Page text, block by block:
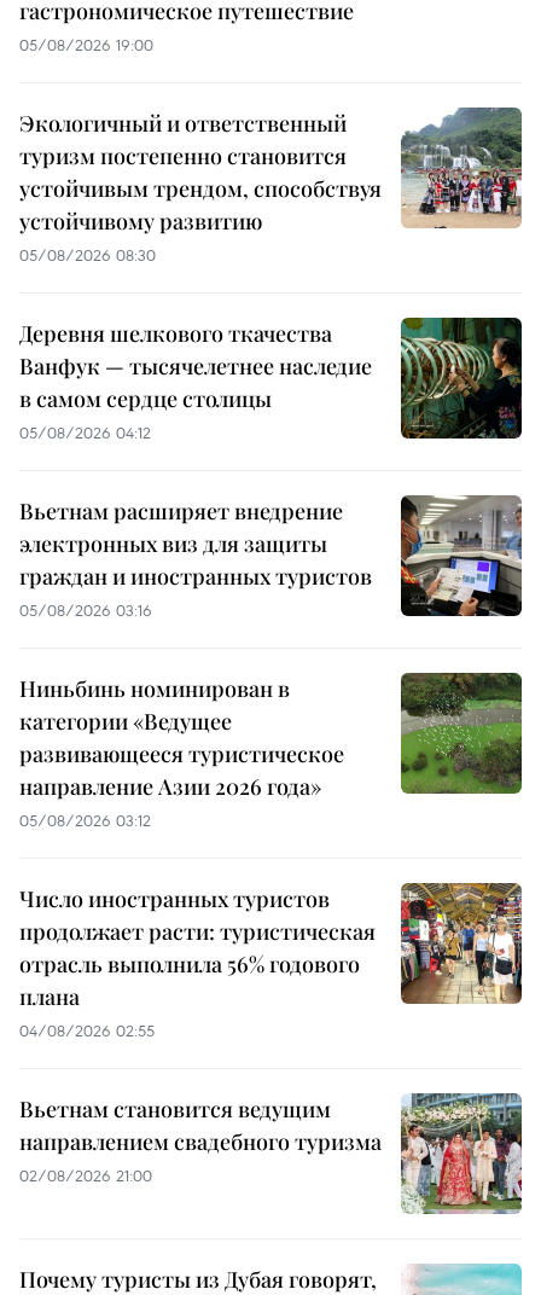
гастрономическое путешествие
05/08/2026 19:00
Экологичный и ответственный
туризм постепенно становится
устойчивым трендом, способствуя
устойчивому развитию
05/08/2026 08:30
Деревня шелкового ткачества
Ванфук — тысячелетнее наследие
в самом сердце столицы
05/08/2026 04:12
Вьетнам расширяет внедрение
электронных виз для защиты
граждан и иностранных туристов
05/08/2026 03:16
Ниньбинь номинирован в
категории «Ведущее
развивающееся туристическое
направление Азии 2026 года»
05/08/2026 03:12
Число иностранных туристов
продолжает расти: туристическая
отрасль выполнила 56% годового
плана
04/08/2026 02:55
Вьетнам становится ведущим
направлением свадебного туризма
02/08/2026 21:00
Почему туристы из Дубая говорят,